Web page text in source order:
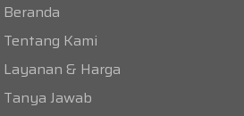
Beranda
Tentang Kami
Layanan & Harga
Tanya Jawab